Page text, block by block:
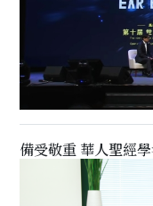
備受敬重 華人聖經